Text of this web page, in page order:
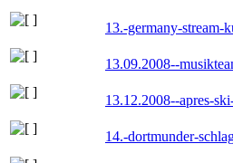
13.-germany-stream-
13.09.2008--
13.12.2008--apres-
14.-dortmunder-